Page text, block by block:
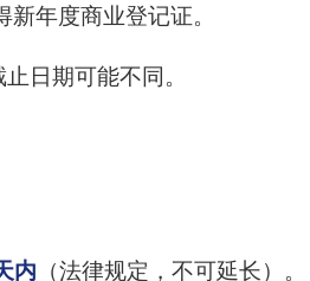
年度商业登记证。
日期可能不同。
内 （法律规定，不可延长）。